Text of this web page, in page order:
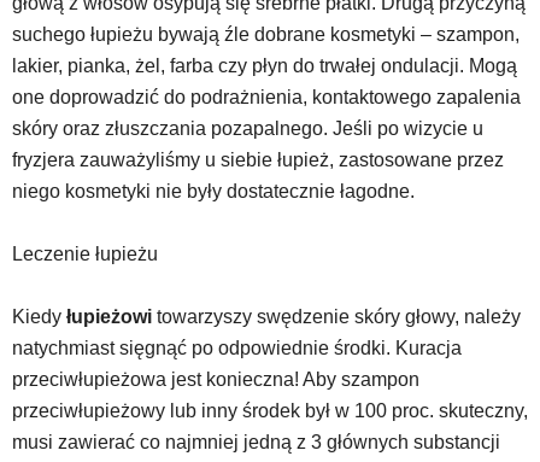
suchego łupieżu bywają źle dobrane kosmetyki – szampon,
lakier, pianka, żel, farba czy płyn do trwałej ondulacji. Mogą
one doprowadzić do podrażnienia, kontaktowego zapalenia
skóry oraz złuszczania pozapalnego. Jeśli po wizycie u
fryzjera zauważyliśmy u siebie łupież, zastosowane przez
niego kosmetyki nie były dostatecznie łagodne.
Leczenie łupieżu
Kiedy łupieżowi towarzyszy swędzenie skóry głowy, należy
natychmiast sięgnąć po odpowiednie środki. Kuracja
przeciwłupieżowa jest konieczna! Aby szampon
przeciwłupieżowy lub inny środek był w 100 proc. skuteczny,
musi zawierać co najmniej jedną z 3 głównych substancji